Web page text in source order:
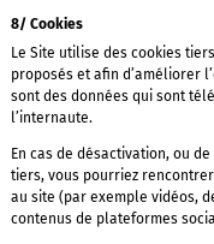
8/ Cookies
Le Site utilise des cookies
proposés et afin d’améliorer
sont des données qui sont
l’internaute.
En cas de désactivation, ou
tiers, vous pourriez
au site (par exemple vidéos,
contenus de plateformes